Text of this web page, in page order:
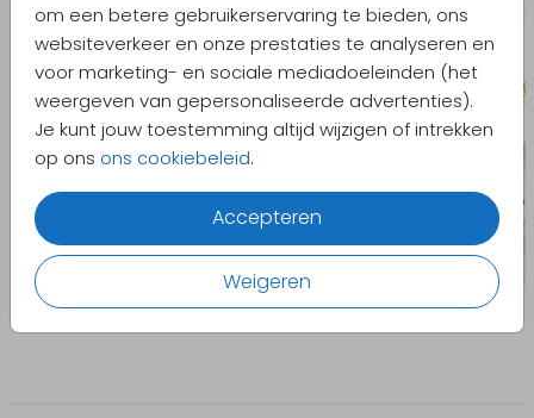
om een betere gebruikerservaring te bieden, ons
websiteverkeer en onze prestaties te analyseren en
voor marketing- en sociale mediadoeleinden (het
weergeven van gepersonaliseerde advertenties).
Je kunt jouw toestemming altijd wijzigen of intrekken
op ons ons cookiebeleid.
Accepteren
Weigeren